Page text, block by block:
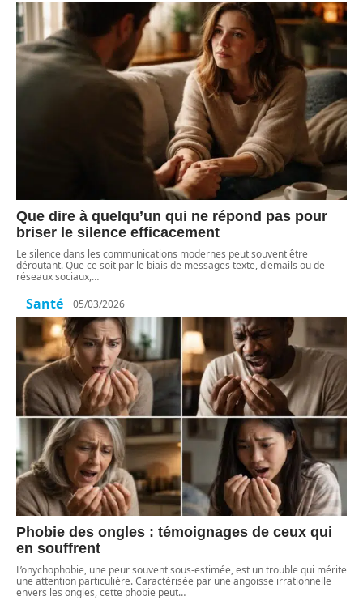
Que dire à quelqu’un qui ne répond pas pour
briser le silence efficacement
Le silence dans les communications modernes peut souvent être
déroutant. Que ce soit par le biais de messages texte, d'emails ou de
réseaux sociaux,…
Santé 05/03/2026
Phobie des ongles : témoignages de ceux qui
en souffrent
L’onychophobie, une peur souvent sous-estimée, est un trouble qui mérite
une attention particulière. Caractérisée par une angoisse irrationnelle
envers les ongles, cette phobie peut…